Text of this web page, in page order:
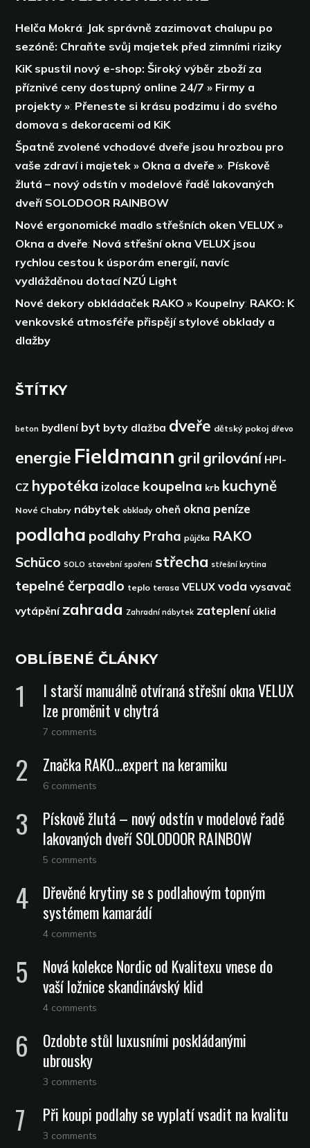
Helča Mokrá: Jak správně zazimovat chalupu po
sezóně: Chraňte svůj majetek před zimními riziky
KiK spustil nový e-shop: Široký výběr zboží za
příznivé ceny dostupný online 24/7 » Firmy a
projekty »: Přeneste si krásu podzimu i do svého
domova s dekoracemi od KiK
Špatně zvolené vchodové dveře jsou hrozbou pro
vaše zdraví i majetek » Okna a dveře »: Pískově
žlutá – nový odstín v modelové řadě lakovaných
dveří SOLODOOR RAINBOW
Nové ergonomické madlo střešních oken VELUX »
Okna a dveře: Nová střešní okna VELUX jsou
rychlou cestou k úsporám energií, navíc
vydlážděnou dotací NZÚ Light
Nové dekory obkládaček RAKO » Koupelny: RAKO: K
venkovské atmosféře přispějí stylové obklady a
dlažby
ŠTÍTKY
beton bydlení byt byty dlažba dveře dětský pokoj dřevo
energie Fieldmann gril grilování HPI-
CZ hypotéka izolace koupelna krb kuchyně
Nové Chabry nábytek obklady oheň okna peníze
podlaha podlahy Praha půjčka RAKO
Schüco SOLO stavební spoření střecha střešní krytina
tepelné čerpadlo teplo terasa VELUX voda vysavač
vytápění zahrada Zahradní nábytek zateplení úklid
OBLÍBENÉ ČLÁNKY
I starší manuálně otvíraná střešní okna VELUX
lze proměnit v chytrá
7 comments
Značka RAKO…expert na keramiku
6 comments
Pískově žlutá – nový odstín v modelové řadě
lakovaných dveří SOLODOOR RAINBOW
5 comments
Dřevěné krytiny se s podlahovým topným
systémem kamarádí
4 comments
Nová kolekce Nordic od Kvalitexu vnese do
vaší ložnice skandinávský klid
4 comments
Ozdobte stůl luxusními poskládanými
ubrousky
3 comments
Při koupi podlahy se vyplatí vsadit na kvalitu
3 comments